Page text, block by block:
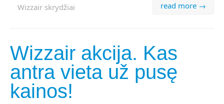
read more →
Wizzair skrydžiai
Wizzair akcija. Kas
antra vieta už pusę
kainos!